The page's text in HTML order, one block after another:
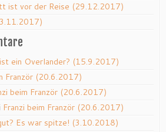
ist vor der Reise (29.12.2017)
ein Overlander? (15.9.2017)
Franzör (20.6.2017)
beim Franzör (20.6.2017)
Franzi beim Franzör (20.6.2017)
Es war spitze! (3.10.2018)